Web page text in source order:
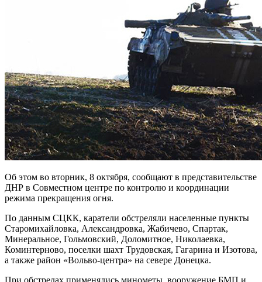
Об этом во вторник, 8 октября, сообщают в представительстве
ДНР в Совместном центре по контролю и координации
режима прекращения огня.
По данным СЦКК, каратели обстреляли населенные пункты
Старомихайловка, Александровка, Жабичево, Спартак,
Минеральное, Гольмовский, Доломитное, Николаевка,
Коминтерново, поселки шахт Трудовская, Гагарина и Изотова,
а также район «Вольво-центра» на севере Донецка.
При обстрелах применялись минометы, вооружение БМП и